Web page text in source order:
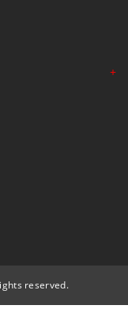
+
reserved.